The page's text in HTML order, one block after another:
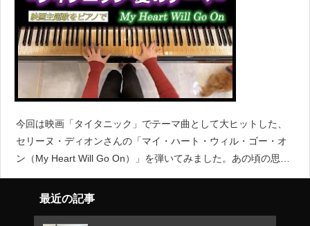
今回は映画「タイタニック」でテーマ曲として大ヒットした、
セリーヌ・ディオンさんの「マイ・ハート・ウィル・ゴー・オ
ン（My Heart Will Go On）」を弾いてみました。あの頃の思い
出がきっと、走馬灯のように…♪ ぜひ楽しく、懐かしく聴いて
みてください！https:
最近の記事